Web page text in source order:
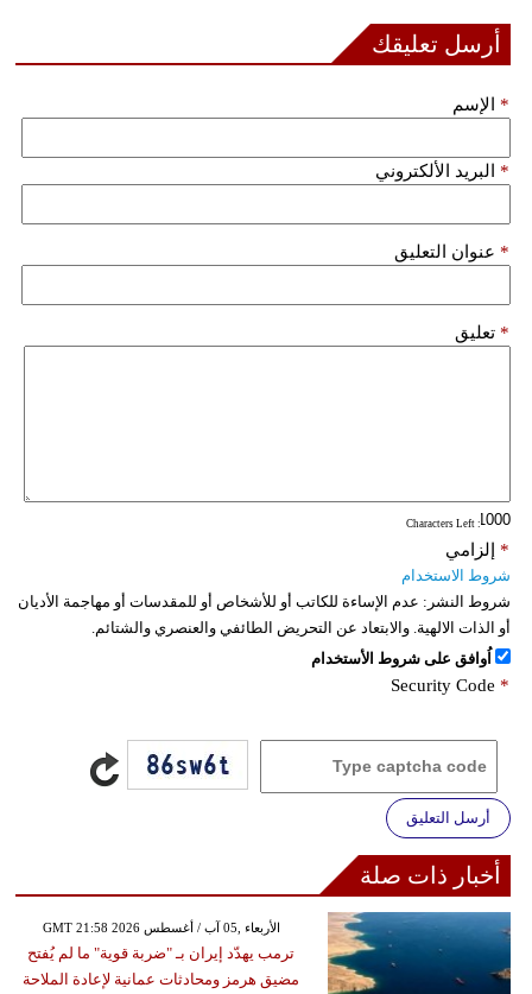
أرسل تعليقك
الإسم *
البريد الألكتروني *
عنوان التعليق *
تعليق *
: Characters Left
إلزامي *
شروط الاستخدام
شروط النشر: عدم الإساءة للكاتب أو للأشخاص أو للمقدسات أو مهاجمة الأديان
أو الذات الالهية. والابتعاد عن التحريض الطائفي والعنصري والشتائم.
اُوافق على شروط الأستخدام
Security Code *
أرسل التعليق
أخبار ذات صلة
GMT 21:58 2026 الأربعاء ,05 آب / أغسطس
ترمب يهدّد إيران بـ "ضربة قوية" ما لم يُفتح
مضيق هرمز ومحادثات عمانية لإعادة الملاحة